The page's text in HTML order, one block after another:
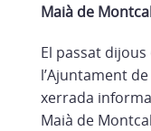
Maià de
El passat dijous
l’Ajuntament
xerrada
Maià de